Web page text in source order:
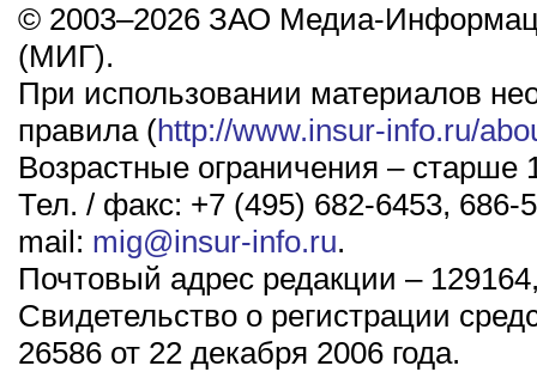
© 2003–2026 ЗАО Медиа-
(МИГ).
При использовании материалов
правила (http://www.insur-info.ru/
Возрастные ограничения – старше
Тел. / факс: +7 (495) 682-6453, 686-
mail: mig@insur-info.ru.
Почтовый адрес редакции –
Свидетельство о регистрации
26586 от 22 декабря 2006 года.